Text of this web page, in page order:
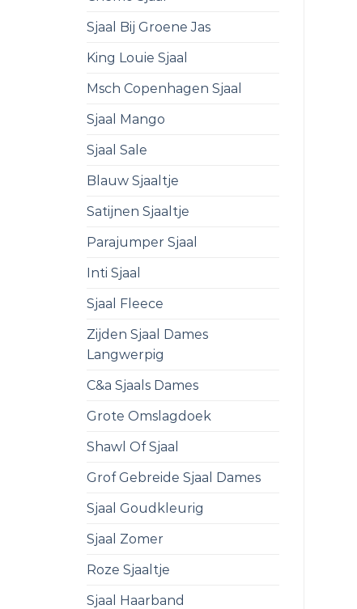
Sjaal Bij Groene Jas
King Louie Sjaal
Msch Copenhagen Sjaal
Sjaal Mango
Sjaal Sale
Blauw Sjaaltje
Satijnen Sjaaltje
Parajumper Sjaal
Inti Sjaal
Sjaal Fleece
Zijden Sjaal Dames
Langwerpig
C&a Sjaals Dames
Grote Omslagdoek
Shawl Of Sjaal
Grof Gebreide Sjaal Dames
Sjaal Goudkleurig
Sjaal Zomer
Roze Sjaaltje
Sjaal Haarband